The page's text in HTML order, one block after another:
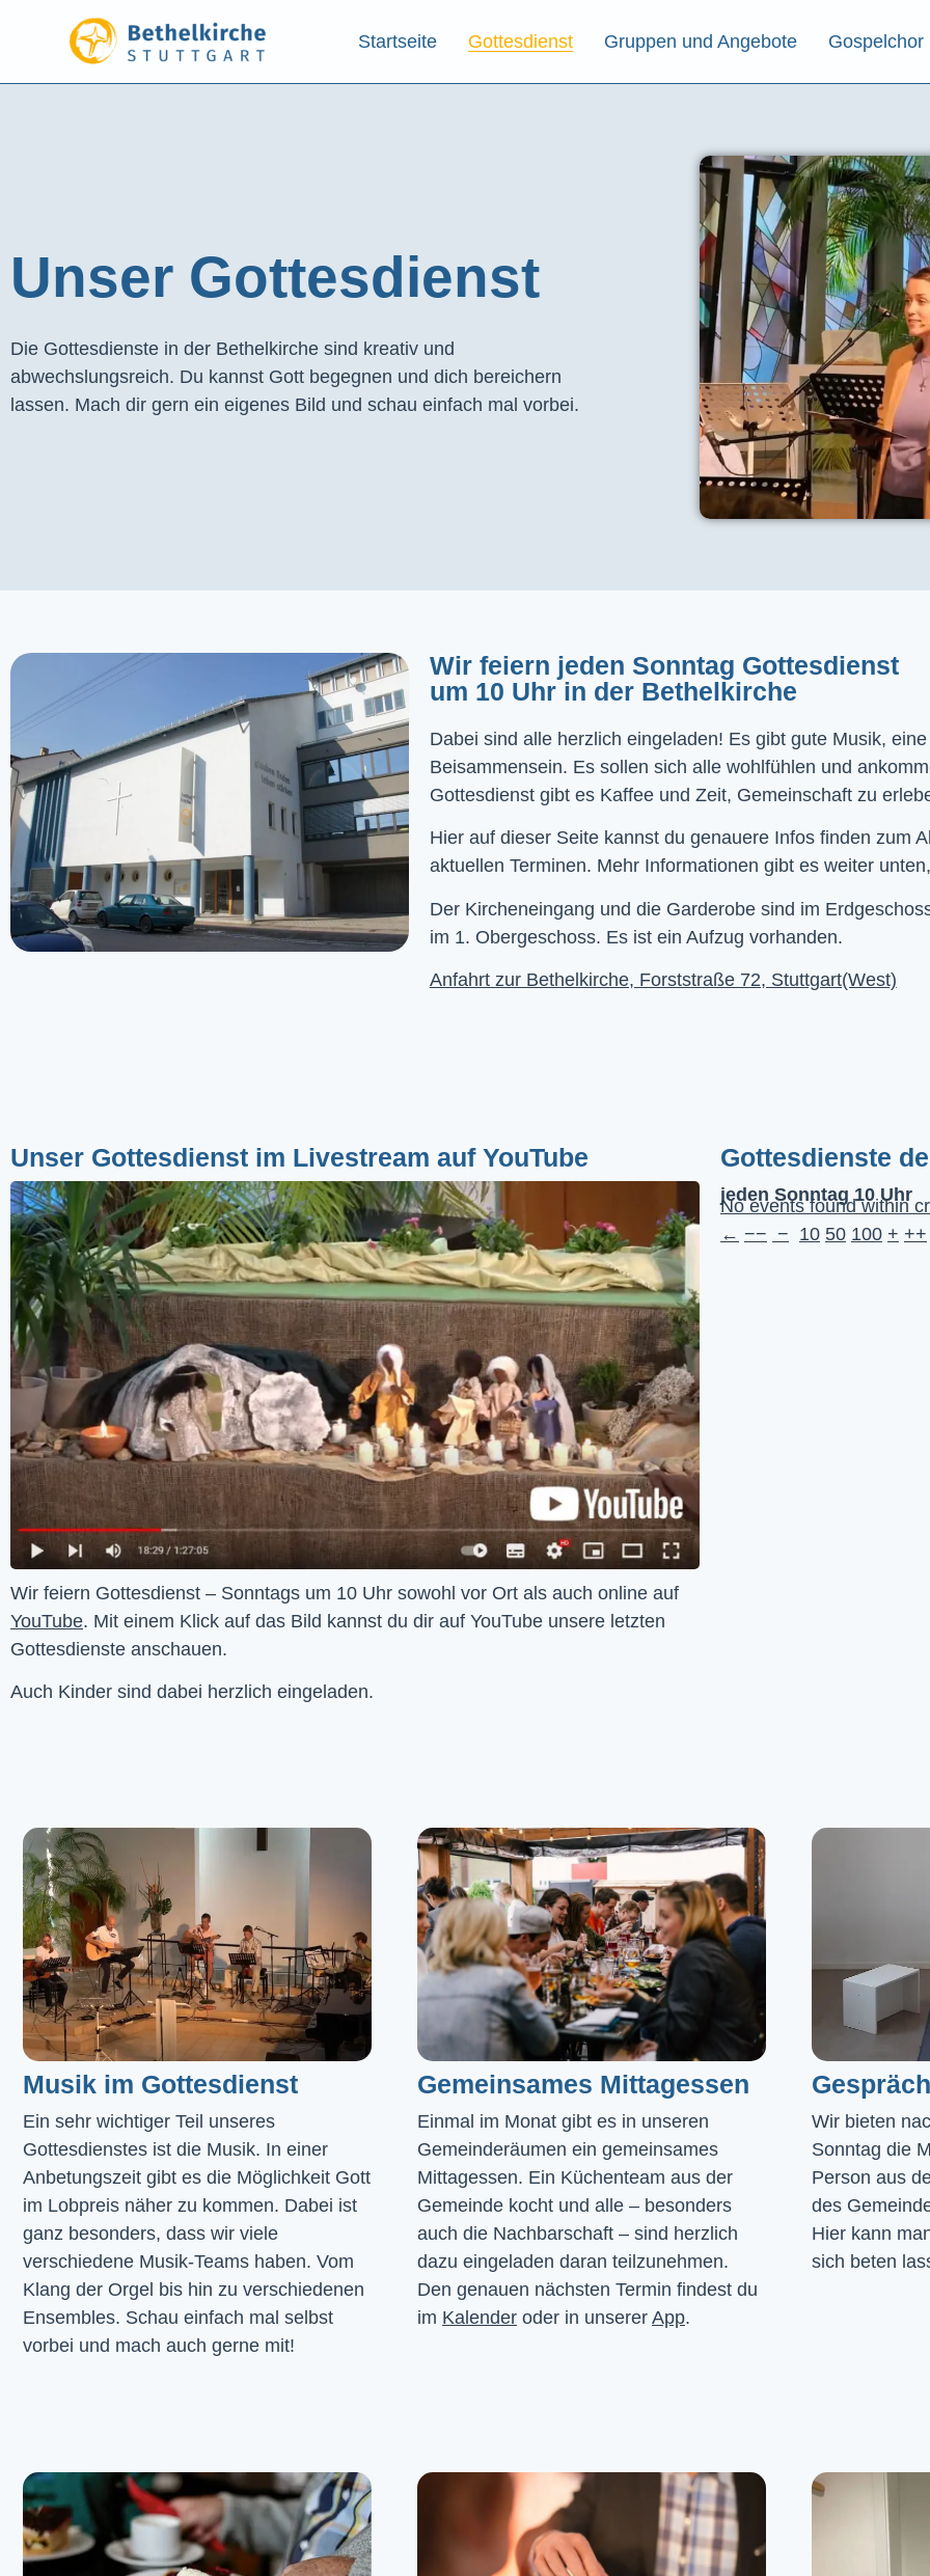
Startseite Gottesdienst Gruppen und Angebote Gospelchor
Unser Gottesdienst​
Die Gottesdienste in der Bethelkirche sind kreativ und
abwechslungsreich. Du kannst Gott begegnen und dich bereichern
lassen. Mach dir gern ein eigenes Bild und schau einfach mal vorbei.
Wir feiern jeden Sonntag Gottesdienst
um 10 Uhr in der Bethelkirche
Dabei sind alle herzlich eingeladen! Es gibt gute Musik,
Beisammensein. Es sollen sich alle wohlfühlen und
Gottesdienst gibt es Kaffee und Zeit, Gemeinschaft zu
Hier auf dieser Seite kannst du genauere Infos finden zum
aktuellen Terminen. Mehr Informationen gibt es weiter
Der Kircheneingang und die Garderobe sind im
im 1. Obergeschoss. Es ist ein Aufzug vorhanden.
Anfahrt zur Bethelkirche, Forststraße 72, Stuttgart(West)
Unser Gottesdienst im Livestream auf YouTube
YouTube. Mit einem Klick auf das Bild kannst du dir auf YouTube unsere letzten
Gottesdienste anschauen.
Auch Kinder sind dabei herzlich eingeladen.
Gottesdienste
jeden Sonntag 10 Uhr
No events found within
← −− − 10 50 100 + ++
Musik im Gottesdienst​
Ein sehr wichtiger Teil unseres
Gottesdienstes ist die Musik. In einer
Anbetungszeit gibt es die Möglichkeit Gott
im Lobpreis näher zu kommen. Dabei ist
ganz besonders, dass wir viele
verschiedene Musik-Teams haben. Vom
Klang der Orgel bis hin zu verschiedenen
Ensembles. Schau einfach mal selbst
vorbei und mach auch gerne mit!
Gemeinsames Mittagessen
Einmal im Monat gibt es in unseren
Gemeinderäumen ein gemeinsames
Mittagessen. Ein Küchenteam aus der
Gemeinde kocht und alle – besonders
auch die Nachbarschaft – sind herzlich
dazu eingeladen daran teilzunehmen.
Den genauen nächsten Termin findest du
im Kalender oder in unserer App.
Wir bieten
Sonntag die
Person aus
des
Hier kann
sich beten